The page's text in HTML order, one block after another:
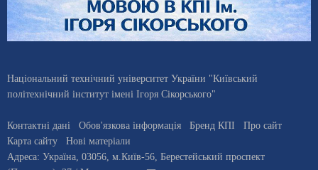
Національний технічний університет України "Київський
політехнічний інститут імені Ігоря Сікорського"
Контактні дані Обов'язкова інформація Бренд КПІ
Про сайт
Карта сайту
Нові матеріали
Адреса: Україна 03056 , м. Київ-56, Берестейський проспект